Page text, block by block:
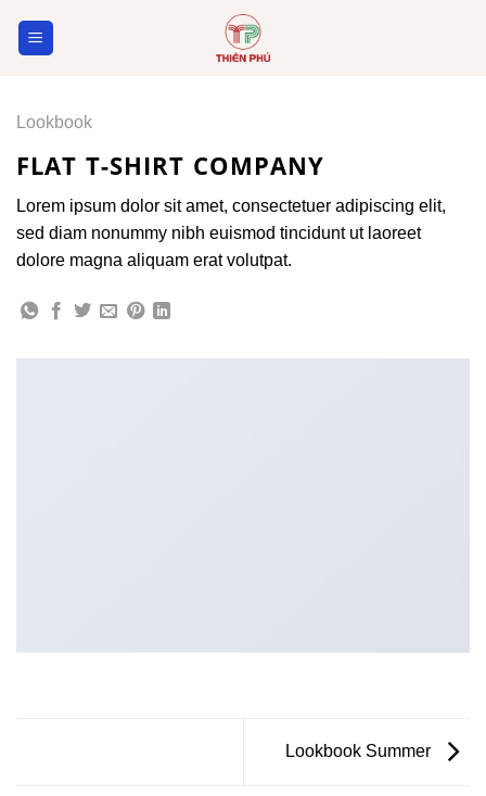
Lookbook
FLAT T-SHIRT COMPANY
Lorem ipsum dolor sit amet, consectetuer adipiscing elit,
sed diam nonummy nibh euismod tincidunt ut laoreet
dolore magna aliquam erat volutpat.
Lookbook Summer